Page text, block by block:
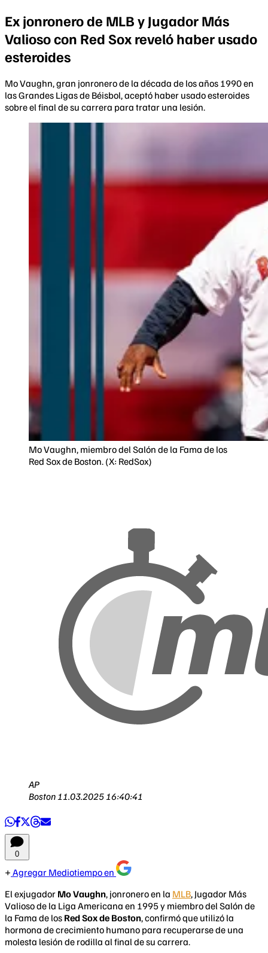
Ex jonronero de MLB y Jugador Más
Valioso con Red Sox reveló haber usado
esteroides
Mo Vaughn, gran jonronero de la década de los años 1990 en
las Grandes Ligas de Béisbol, aceptó haber usado esteroides
sobre el final de su carrera para tratar una lesión.
Mo Vaughn, miembro del Salón de la Fama de los
Red Sox de Boston. (X: RedSox)
AP
Boston 11.03.2025 16:40:41
0
Agregar Mediotiempo en
El exjugador Mo Vaughn, jonronero en la MLB, Jugador Más
Valioso de la Liga Americana en 1995 y miembro del Salón de
la Fama de los Red Sox de Boston, confirmó que utilizó la
hormona de crecimiento humano para recuperarse de una
molesta lesión de rodilla al final de su carrera.